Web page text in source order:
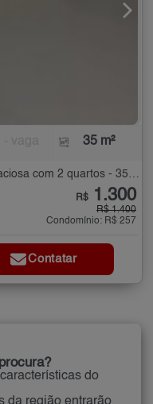
35 m²
Apartamento para Alugar na Vila Graciosa com 2 quartos - 35 m²
R$ 1.300
R$ 1.400
Condomínio: R$ 257
Contatar
do
da região entrarão